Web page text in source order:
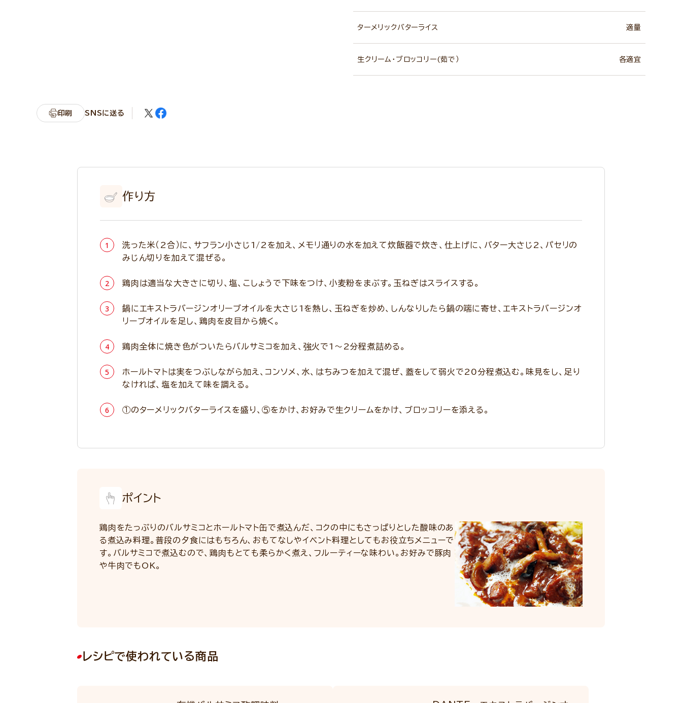
ターメリックバターライス 適量
生クリーム・ブロッコリー(茹で） 各適宜
印刷 SNSに送る
作り方
洗った米（2合）に、サフラン小さじ1/2を加え、メモリ通りの水を加えて炊飯器で炊き、仕上げに、バター大さじ2、パセリの
みじん切りを加えて混ぜる。
鶏肉は適当な大きさに切り、塩、こしょうで下味をつけ、小麦粉をまぶす。玉ねぎはスライスする。
鍋にエキストラバージンオリーブオイルを大さじ1を熱し、玉ねぎを炒め、しんなりしたら鍋の端に寄せ、エキストラバージンオ
リーブオイルを足し、鶏肉を皮目から焼く。
鶏肉全体に焼き色がついたらバルサミコを加え、強火で1～2分程煮詰める。
ホールトマトは実をつぶしながら加え、コンソメ、水、はちみつを加えて混ぜ、蓋をして弱火で20分程煮込む。味見をし、足り
なければ、塩を加えて味を調える。
①のターメリックバターライスを盛り、⑤をかけ、お好みで生クリームをかけ、ブロッコリーを添える。
ポイント
鶏肉をたっぷりのバルサミコとホールトマト缶で煮込んだ、コクの中にもさっぱりとした酸味のあ
る煮込み料理。普段の夕食にはもちろん、おもてなしやイベント料理としてもお役立ちメニューで
す。バルサミコで煮込むので、鶏肉もとても柔らかく煮え、フルーティーな味わい。お好みで豚肉
や牛肉でもOK。
レシピで使われている商品